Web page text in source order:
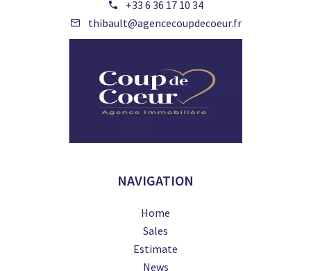
+33 6 36 17 10 34
thibault@agencecoupdecoeur.fr
NAVIGATION
Home
Sales
Estimate
News